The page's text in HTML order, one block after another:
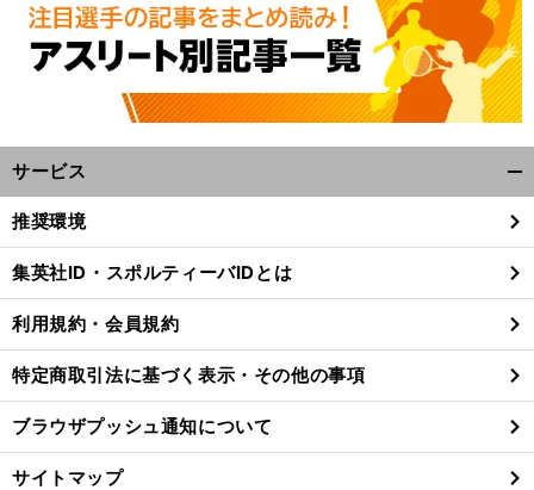
。
、
サービス
閉
る
推奨環境
集英社ID・スポルティーバIDとは
利用規約・会員規約
特定商取引法に基づく表示・その他の事項
ブラウザプッシュ通知について
サイトマップ